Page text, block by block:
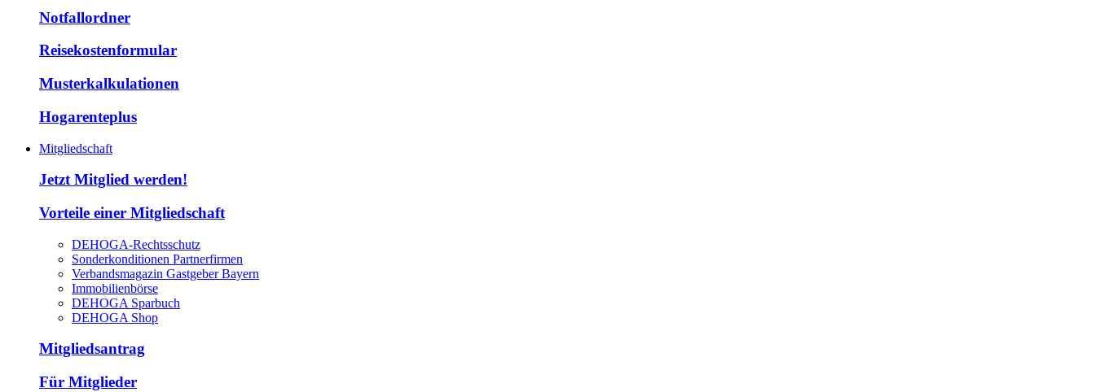
Notfallordner
Reisekostenformular
Musterkalkulationen
Hogarenteplus
Mitgliedschaft
Jetzt Mitglied werden!
Vorteile einer Mitgliedschaft
DEHOGA-Rechtsschutz
Sonderkonditionen Partnerfirmen
Verbandsmagazin Gastgeber Bayern
Immobilienbörse
DEHOGA Sparbuch
DEHOGA Shop
Mitgliedsantrag
Für Mitglieder